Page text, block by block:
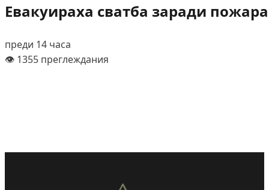
Евакуираха сватба заради
преди 14 часа
👁️ 1355 преглеждания